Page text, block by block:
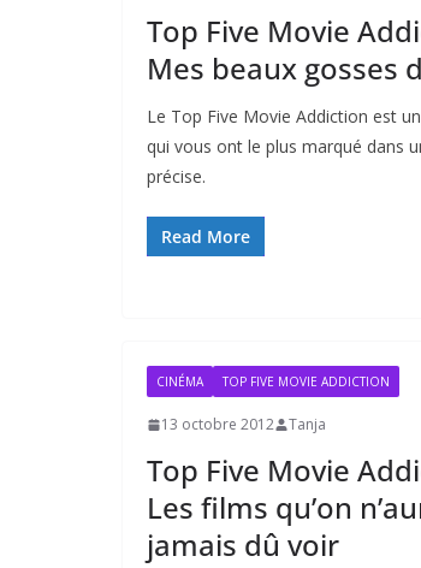
Top Five Movie
Mes beaux gosses
Le Top Five Movie Addiction est
qui vous ont le plus marqué dans
précise.
Read More
CINÉMA TOP FIVE MOVIE ADDICTION
13 octobre 2012 Tanja
Top Five Movie
Les films qu’on
jamais dû voir